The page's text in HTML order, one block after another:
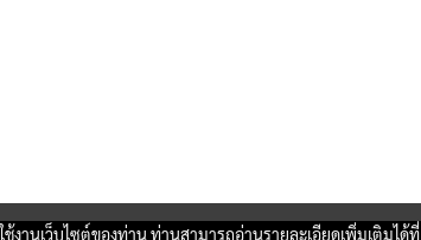
านเว็บไซต์ของท่าน ท่านสามารถอ่านรายละเอียดเพิ่มเติมได้ที่